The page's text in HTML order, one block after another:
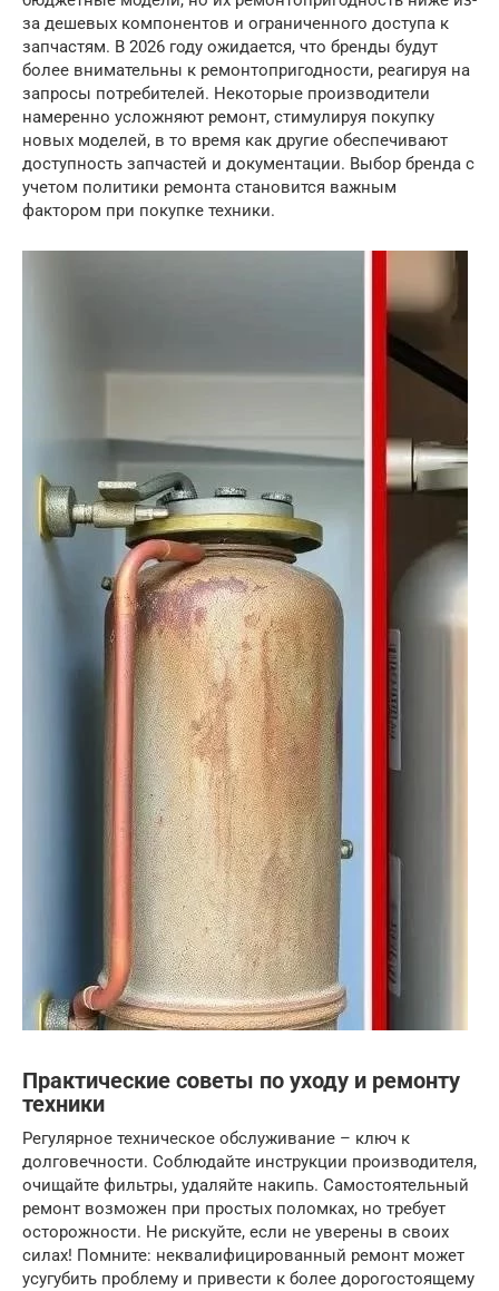
за дешевых компонентов и ограниченного доступа к
запчастям. В 2026 году ожидается, что бренды будут
более внимательны к ремонтопригодности, реагируя на
запросы потребителей. Некоторые производители
намеренно усложняют ремонт, стимулируя покупку
новых моделей, в то время как другие обеспечивают
доступность запчастей и документации. Выбор бренда с
учетом политики ремонта становится важным
фактором при покупке техники.
Практические советы по уходу и ремонту
техники
Регулярное техническое обслуживание – ключ к
долговечности. Соблюдайте инструкции производителя,
очищайте фильтры, удаляйте накипь. Самостоятельный
ремонт возможен при простых поломках, но требует
осторожности. Не рискуйте, если не уверены в своих
силах! Помните: неквалифицированный ремонт может
усугубить проблему и привести к более дорогостоящему